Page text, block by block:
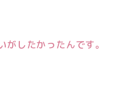
したかったんです。